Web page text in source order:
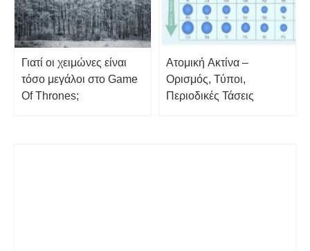
Γιατί οι χειμώνες είναι
τόσο μεγάλοι στο Game
Of Thrones;
Ατομική Ακτίνα –
Ορισμός, Τύποι,
Περιοδικές Τάσεις